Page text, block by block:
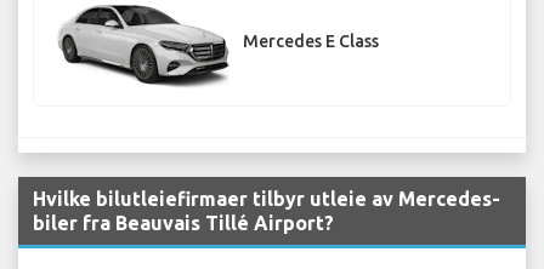
Mercedes E Class
Hvilke bilutleiefirmaer tilbyr utleie av Mercedes-
biler fra Beauvais Tillé Airport?